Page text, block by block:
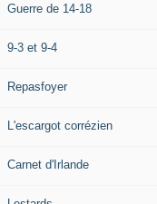
Guerre de 14-18
9-3 et 9-4
Repasfoyer
L'escargot corrézien
Carnet d'Irlande